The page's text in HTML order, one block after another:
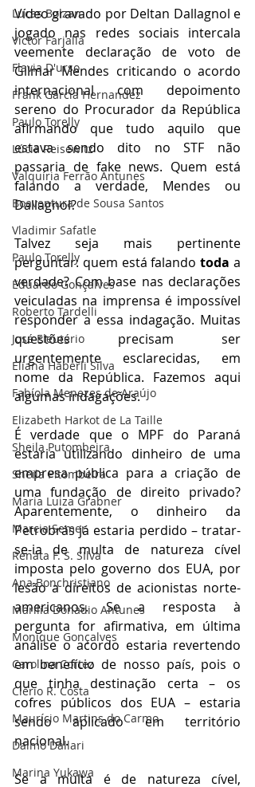
Lucas Bolzan
Victor Farjalla
Flavia D'urso
Frank García Hernandez
Paulo Torelly
Lúcia Reisewitz
Valquíria Ferrão Antunes
Boaventura de Sousa Santos
Vladimir Safatle
Paulo Torelly
Eduardo Gonçalves
Roberto Tardelli
José Eleutério
Eliana Haberli Silva
Fabíola Menezes de Araújo
Elizabeth Harkot de La Taille
Sheila Putombeira
Sheila Pitombeira
Maria Luiza Grabner
Marcia Semer
Renata F. S. SIlva
Ana Bonchristiano
Marilia Donadio Antunes
Monique Gonçalves
Carolina Cortez
Clério R. Costa
Maurício Martins do Carmo
Dalmo Dallari
Marina Yukawa
Vídeo gravado por Deltan Dallagnol e
jogado nas redes sociais intercala
veemente declaração de voto de
Gilmar Mendes criticando o acordo
internacional com depoimento
sereno do Procurador da República
afirmando que tudo aquilo que
estava sendo dito no STF não
passaria de fake news. Quem está
falando a verdade, Mendes ou
Dallagnol?
Talvez seja mais pertinente
perguntar: quem está falando toda a
verdade? Com base nas declarações
veiculadas na imprensa é impossível
responder a essa indagação. Muitas
questões precisam ser
urgentemente esclarecidas, em
nome da República. Fazemos aqui
algumas indagações.
É verdade que o MPF do Paraná
estaria utilizando dinheiro de uma
empresa pública para a criação de
uma fundação de direito privado?
Aparentemente, o dinheiro da
Petrobrás já estaria perdido – tratar-
se-ia de multa de natureza cível
imposta pelo governo dos EUA, por
lesão a direitos de acionistas norte-
americanos. Se a resposta à
pergunta for afirmativa, em última
análise o acordo estaria revertendo
em benefício de nosso país, pois o
que tinha destinação certa – os
cofres públicos dos EUA – estaria
sendo aplicado em território
nacional.
Se a multa é de natureza cível,